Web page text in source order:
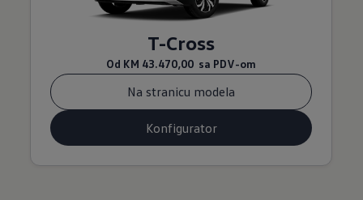
T-Cross
Od KM 43.470,00 sa PDV-om
Na stranicu modela
Konfigurator